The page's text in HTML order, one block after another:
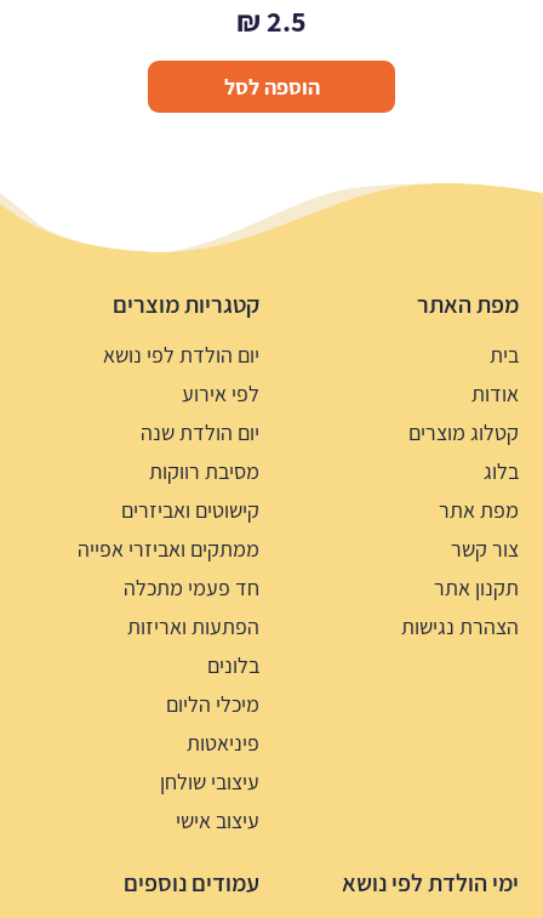
2.5
₪
הוספה לסל
מפת האתר
בית
אודות
קטלוג מוצרים
בלוג
מפת אתר
צור קשר
תקנון אתר
הצהרת נגישות
קטגריות מוצרים
יום הולדת לפי נושא
לפי אירוע
יום הולדת שנה
מסיבת רווקות
קישוטים ואביזרים
ממתקים ואביזרי אפייה
חד פעמי מתכלה
הפתעות ואריזות
בלונים
מיכלי הליום
פיניאטות
עיצובי שולחן
עיצוב אישי
ימי הולדת לפי נושא עמודים נוספים